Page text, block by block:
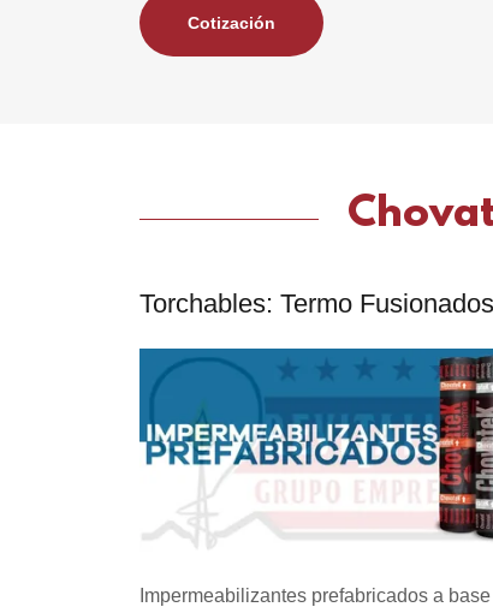
Cotización
Torchables: Termo Fusionados
Impermeabilizantes prefabricados a